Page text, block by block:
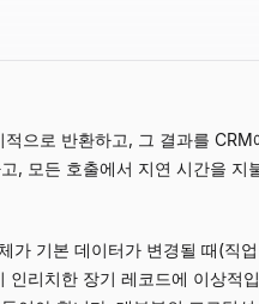
으로 반환하고, 그 결과를
, 모든 호출에서 지연 시간을
가 기본 데이터가 변경될 때(직
리치한 장기 레코드에 이상적